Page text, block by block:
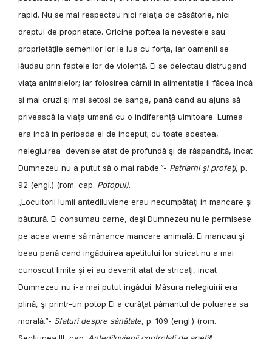
rapid. Nu se mai respectau nici relaţia de căsătorie, nici
dreptul de proprietate. Oricine poftea la nevestele sau
proprietăţile semenilor lor le lua cu forţa, iar oamenii se
lăudau prin faptele lor de violenţă. Ei se delectau distrugand
viaţa animalelor; iar folosirea cărnii in alimentaţie ii făcea incă
şi mai cruzi şi mai setoşi de sange, pană cand au ajuns să
privească la viaţa umană cu o indiferenţă uimitoare. Lumea
era incă in perioada ei de inceput; cu toate acestea,
nelegiuirea devenise atat de profundă şi de răspandită, incat
Dumnezeu nu a putut să o mai rabde.”- Patriarhi şi profeţi, p.
92 (engl.) (rom. cap. Potopul).
„Locuitorii lumii antediluviene erau necumpătaţi in mancare şi
băutură. Ei consumau carne, deşi Dumnezeu nu le permisese
pe acea vreme să mănance mancare animală. Ei mancau şi
beau pană cand ingăduirea apetitului lor stricat nu a mai
cunoscut limite şi ei au devenit atat de stricaţi, incat
Dumnezeu nu i-a mai putut ingădui. Măsura nelegiuirii era
plină, şi printr-un potop El a curăţat pămantul de poluarea sa
morală.”- Sfaturi despre sănătate, p. 109 (engl.) (rom.